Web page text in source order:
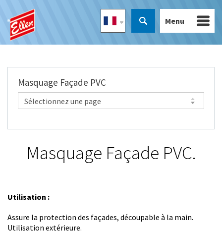
Menu
Masquage Façade PVC
Masquage Façade PVC.
Utilisation :
Assure la protection des façades, découpable à la main.
Utilisation extérieure.